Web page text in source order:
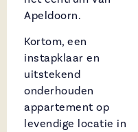
Apeldoorn.
Kortom, een
instapklaar en
uitstekend
onderhouden
appartement op
levendige locatie in